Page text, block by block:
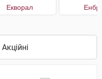
Екворал